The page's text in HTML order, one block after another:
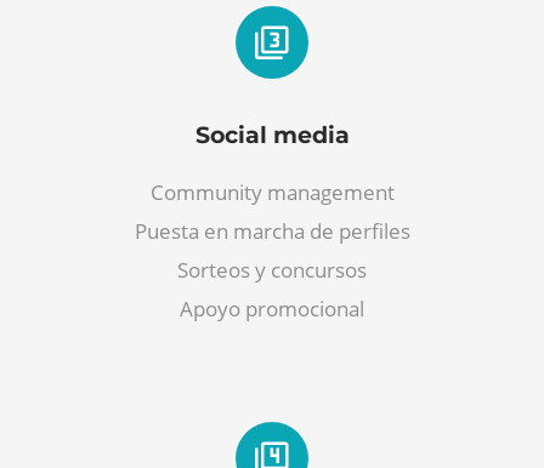
Social media
Community management
Puesta en marcha de perfiles
Sorteos y concursos
Apoyo promocional